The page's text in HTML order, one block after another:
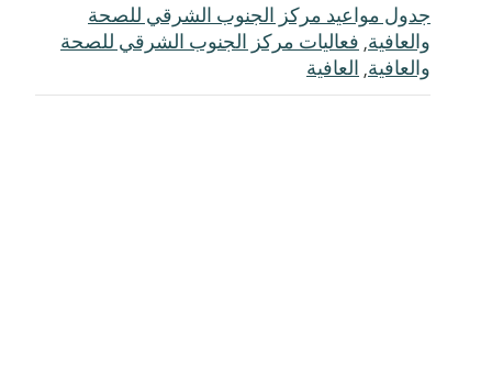
جدول مواعيد مركز الجنوب الشرقي للصحة
والعافية, فعاليات مركز الجنوب الشرقي للصحة
والعافية, العافية